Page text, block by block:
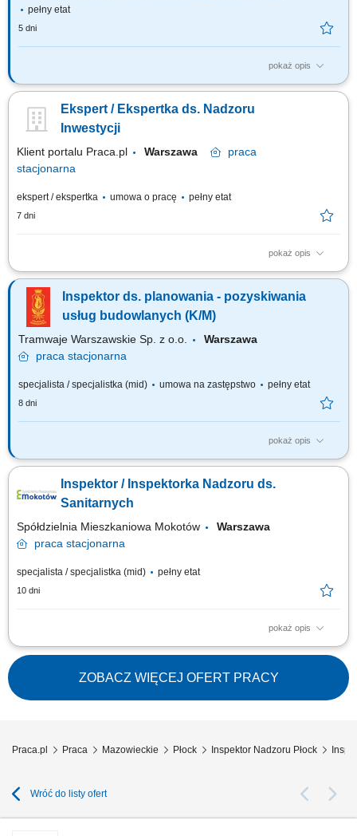
pełny etat
5 dni
pokaż opis
Jakie będą Twoje obowiązki? kontrola wykonywania robót na budowie
obowiązującymi normami technicznymi oraz zasadami wiedzy
technicznej; potwierdzenie faktycznie wykonanych robót; sprawdzanie i
Ekspert / Ekspertka ds. Nadzoru
Inwestycji
Klient portalu Praca.pl Warszawa
praca
stacjonarna
ekspert / ekspertka umowa o pracę pełny etat
7 dni
pokaż opis
Koordynacja oraz nadzór nad inwestycjami i remontami w zakresie
instalacji elektrycznych oraz elektroenergetycznych. Ocena stanu
technicznego obiektów, infrastruktury i urządzeń pod kątem
bezpieczeństwa oraz niezawodności eksploatacji. Weryfikacja
dokumentacji projektowej, kosztorysów oraz...
Inspektor ds. planowania - pozyskiwania
usług budowlanych (K/M)
Tramwaje Warszawskie Sp. z o.o.
Warszawa
praca stacjonarna
specjalista / specjalistka (mid) umowa na zastępstwo pełny etat
8 dni
pokaż opis
Będziesz odpowiadać za​: udział w opracowywaniu planów na
potrzeb na usługi, wykonywanie czynności związanych z realizacją
zamówień publicznych na usługi (opracowywanie zamówień,
Inspektor / Inspektorka Nadzoru ds.
Sanitarnych
Spółdzielnia Mieszkaniowa Mokotów
Warszawa
praca stacjonarna
specjalista / specjalistka (mid) pełny etat
10 dni
pokaż opis
wymiar pracy: cały etat
ZOBACZ WIĘCEJ OFERT PRACY
Praca.pl Praca Mazowieckie Płock Inspektor Nadzoru Płock
Wróć do listy ofert